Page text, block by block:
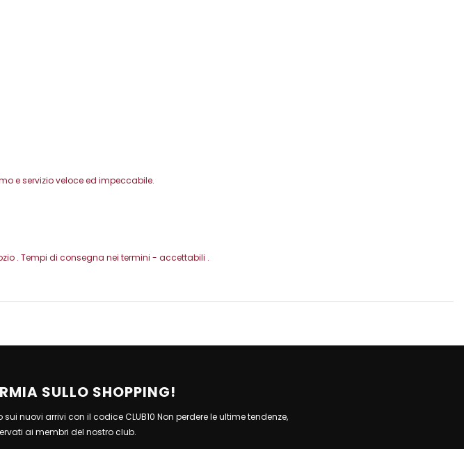
e servizio veloce ed impeccabile.
. Tempi di consegna nei termini - accettabili .
SULLO SHOPPING!
nuovi arrivi con il codice CLUB10 Non perdere le ultime tendenze,
ai membri del nostro club.